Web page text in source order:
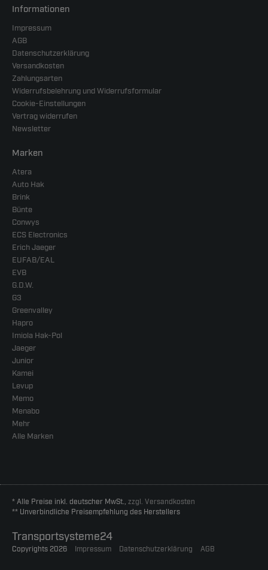
Informationen
Impressum
AGB
Datenschutzerklärung
Versandkosten
Zahlungsarten
Widerrufsbelehrung und Widerrufsformular
Cookie-Einstellungen
Vertrag widerrufen
Newsletter
Marken
Atera
Auto Hak
Brink
Bünte
Conwys
ECS Electronics
Erich Jaeger
EUFAB/EAL
EVB
G.D.W.
G3
Greenvalley
Hapro
Imiola Hak-Pol
Jaeger
Junior
Kamei
Levup
Memo
Menabo
Mehr
Alle Marken
* Alle Preise inkl. deutscher MwSt., zzgl. Versandkosten
** Unverbindliche Preisempfehlung des Herstellers
Transportsysteme24
Copyrights 2026 Impressum Datenschutzerklärung AGB